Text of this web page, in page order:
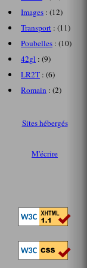
Images : (12)
Transport : (11)
Poubelles : (10)
42gl : (9)
LR2T : (6)
Romain : (2)
Sites hébergés
M'écrire